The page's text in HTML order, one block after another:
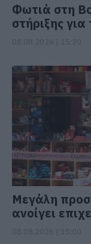
Φωτιά στη
στήριξης
Μεγάλη
ανοίγει